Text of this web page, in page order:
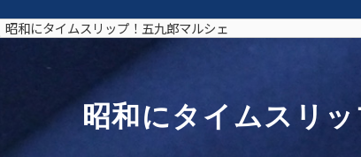
昭和にタイムスリップ！五九郎マルシェ
昭和にタイムスリ